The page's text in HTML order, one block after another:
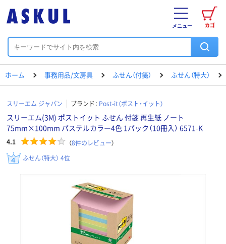
カゴ
メニュー
ホーム 事務用品/文房具 ふせん（付箋） ふせん（特大）
スリーエム ジャパン ブランド： Post-it（ポスト・イット）
スリーエム(3M) ポストイット ふせん 付箋 再生紙 ノート
75mm×100mm パステルカラー4色 1パック（10冊入） 6571-K
4.1 （8件のレビュー）
ふせん（特大） 4位